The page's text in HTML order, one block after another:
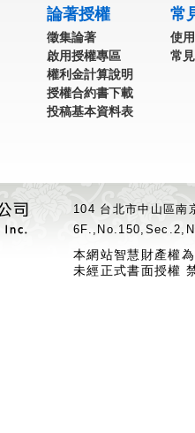
論著授權
徵集論著
啟用授權專區
權利金計算說明
授權合約書下載
投稿基本資料表
常
使
常
104 台北市中山區
本網站智慧財產權
未經正式書面授權